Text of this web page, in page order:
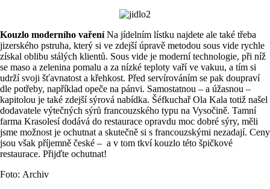
Kouzlo moderního vařeníNa jídelním lístku najdete ale také třeba
jizerského pstruha, který si ve zdejší úpravě metodou sous vide rychle
získal oblibu stálých klientů. Sous vide je moderní technologie, při níž
se maso a zelenina pomalu a za nízké teploty vaří ve vakuu, a tím si
udrží svoji šťavnatost a křehkost. Před servírováním se pak doupraví
dle potřeby, například opeče na pánvi. Samostatnou – a úžasnou –
kapitolou je také zdejší sýrová nabídka. Šéfkuchař Ola Kala totiž našel
dodavatele výtečných sýrů francouzského typu na Vysočině. Tamní
farma Krasolesí dodává do restaurace opravdu moc dobré sýry, měli
jsme možnost je ochutnat a skutečně si s francouzskými nezadají. Ceny
jsou však příjemně české – a v tom tkví kouzlo této špičkové
restaurace. Přijďte ochutnat!
Foto: Archiv